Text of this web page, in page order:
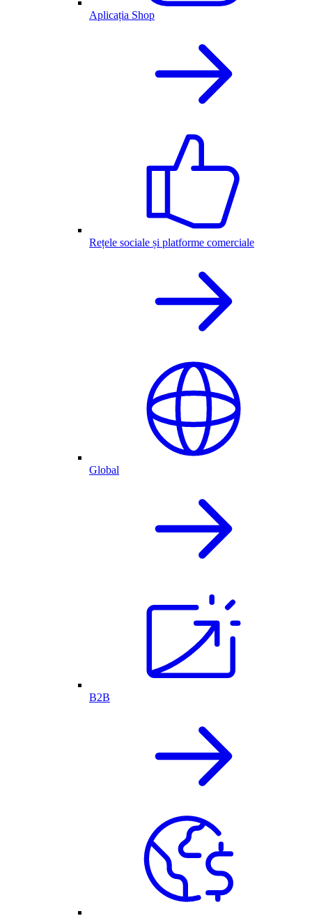
Aplicația Shop
Rețele sociale și platforme comerciale
Global
B2B